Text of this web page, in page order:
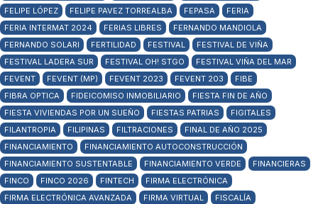
FELIPE LÓPEZ
FELIPE PAVEZ TORREALBA FEPASA
FERIA
FERIA INTERMAT 2024
FERIAS LIBRES
FERNANDO MANDIOLA
FERNANDO SOLARI
FERTILIDAD FESTIVAL
FESTIVAL DE VIÑA
FESTIVAL LADERA SUR
FESTIVAL OH! STGO
FESTIVAL VIÑA DEL MAR
FEVENT
FEVENT (MP) FEVENT 2023 FEVENT 203
FIBE
FIBRA OPTICA
FIDEICOMISO INMOBILIARIO
FIESTA FIN DE AÑO
FIESTA VIVIENDAS POR UN SUEÑO
FIESTAS PATRIAS
FIGITALES
FILANTROPIA
FILIPINAS FILTRACIONES
FINAL DE AÑO 2025
FINANCIAMIENTO
FINANCIAMIENTO AUTOCONSTRUCCIÓN
FINANCIAMIENTO SUSTENTABLE
FINANCIAMIENTO VERDE
FINANCIERAS
FINCO
FINCO 2026 FINTECH
FIRMA ELECTRÓNICA
FIRMA ELECTRÓNICA AVANZADA
FIRMA VIRTUAL
FISCALÍA